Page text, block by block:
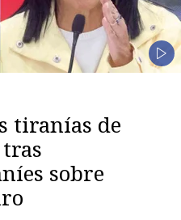
tiranías de
sobre